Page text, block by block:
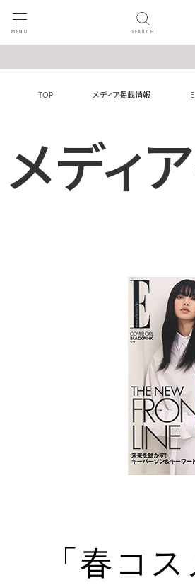
MENU SEARCH
TOP メディア掲載情報
メディ
「春コ